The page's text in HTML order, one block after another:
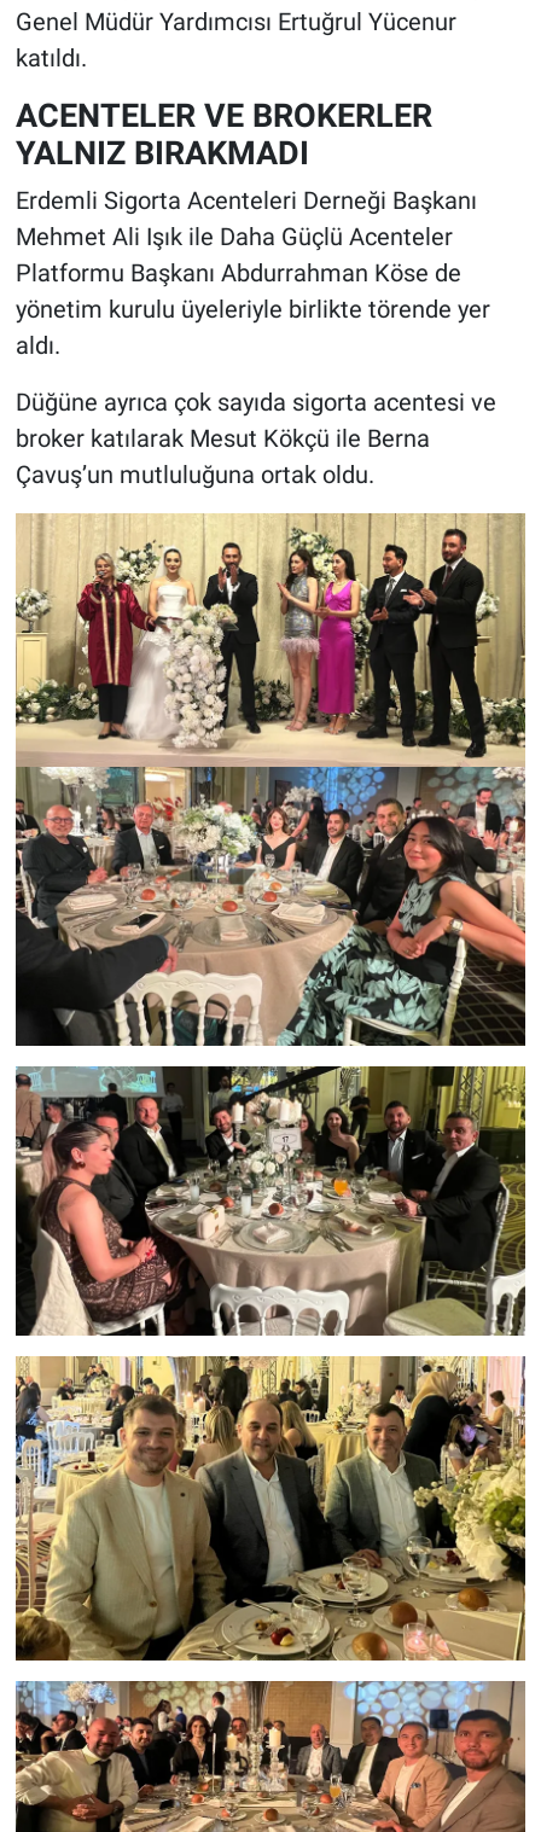
Genel Müdür Yardımcısı Ertuğrul Yücenur
katıldı.
ACENTELER VE BROKERLER
YALNIZ BIRAKMADI
Erdemli Sigorta Acenteleri Derneği Başkanı
Mehmet Ali Işık ile Daha Güçlü Acenteler
Platformu Başkanı Abdurrahman Köse de
yönetim kurulu üyeleriyle birlikte törende yer
aldı.
Düğüne ayrıca çok sayıda sigorta acentesi ve
broker katılarak Mesut Kökçü ile Berna
Çavuş’un mutluluğuna ortak oldu.